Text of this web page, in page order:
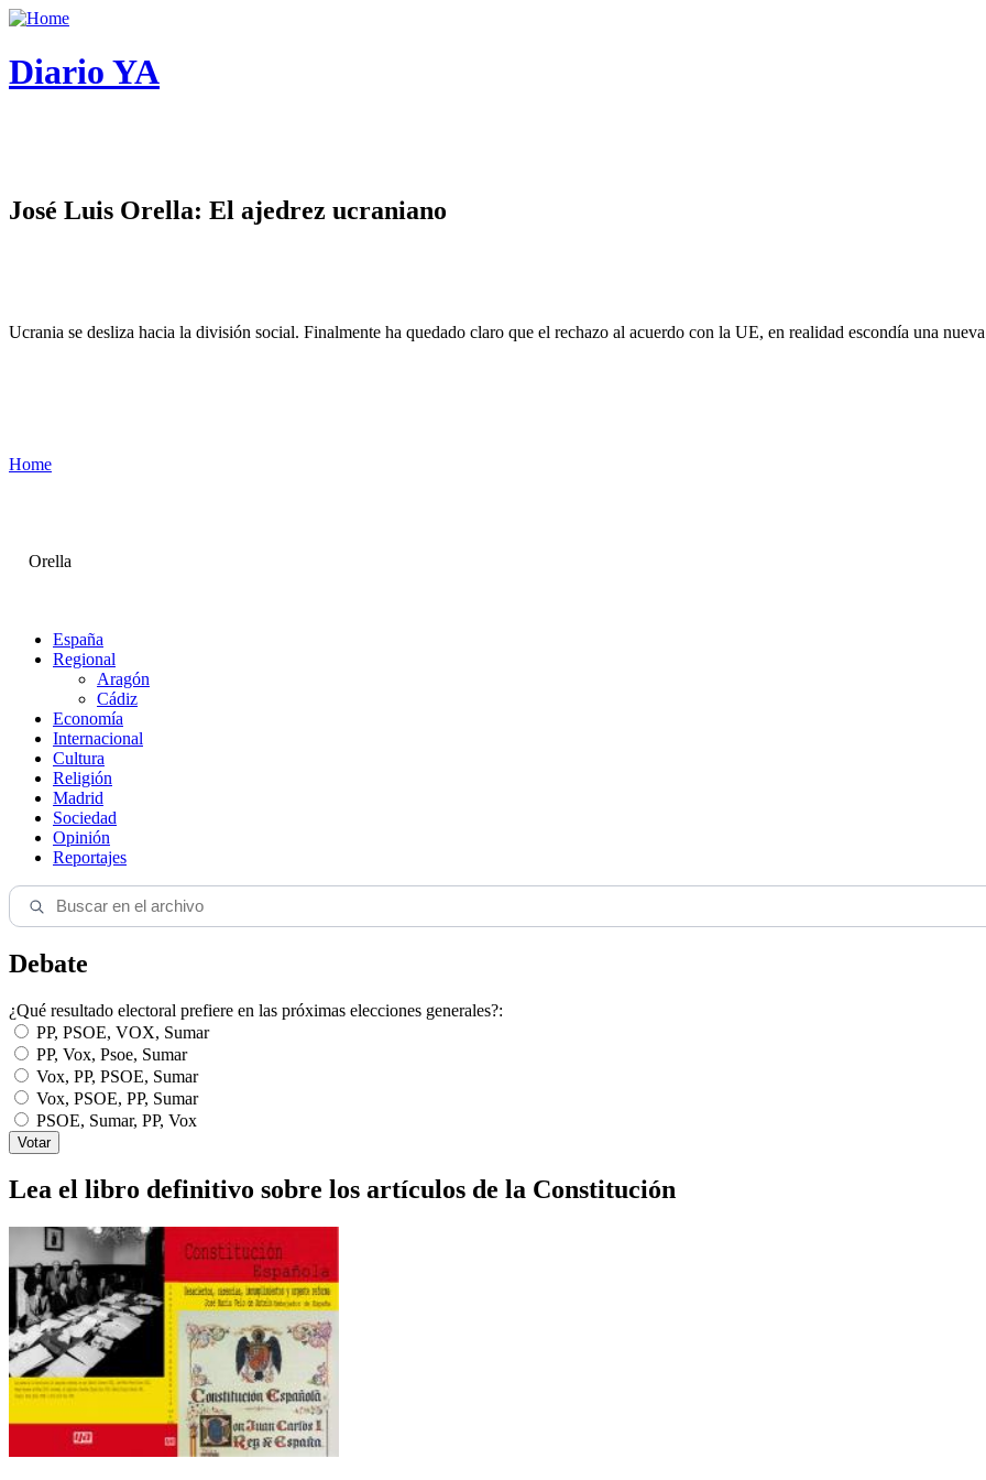
Diario YA
José Luis Orella: El ajedrez ucraniano
Ucrania se desliza hacia la división social. Finalmente ha quedado claro que el rechazo al acuerdo con la UE, en realidad escondía una
Home
Orella
España
Regional
Aragón
Cádiz
Economía
Internacional
Cultura
Religión
Madrid
Sociedad
Opinión
Reportajes
Debate
¿Qué resultado electoral prefiere en las próximas elecciones generales?:
PP, PSOE, VOX, Sumar
PP, Vox, Psoe, Sumar
Vox, PP, PSOE, Sumar
Vox, PSOE, PP, Sumar
PSOE, Sumar, PP, Vox
Lea el libro definitivo sobre los artículos de la Constitución